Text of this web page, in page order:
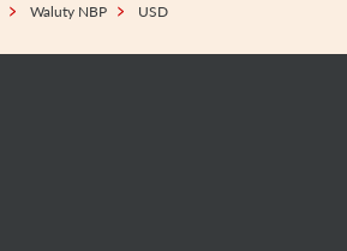
Waluty NBP USD